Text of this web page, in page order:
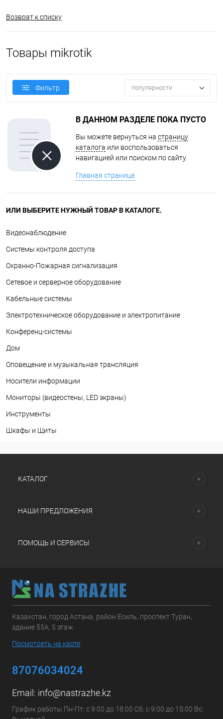
Возврат к списку
Товары mikrotik
Фильтр популярности
В ДАННОМ РАЗДЕЛЕ ПОКА ПУСТО
Вы можете вернуться на страницу
каталога или воспользоваться
навигацией или поиском по сайту.
Главная страница
ИЛИ ВЫБЕРИТЕ НУЖНЫЙ ТОВАР В КАТАЛОГЕ.
Видеонаблюдение
Системы контроля доступа
Охранно-Пожарная сигнализация
Сетевое и серверное оборудование
Кабельные системы
Электротехническое оборудование и электропитание
Конференц-системы
Дом
Оповещение и музыкальная трансляция
Носители информации
Мониторы (видеостены, LED экраны)
Инструменты
Шкафы и Щиты
КАТАЛОГ
НАШИ ПРЕДЛОЖЕНИЯ
ПОМОЩЬ И СЕРВИСЫ
Казахстан, город Астана, район Есиль, проспект Туран,
здание 55А, 5 этаж
Посмотреть на карте
87076034024
Email: info@nastrazhe.kz
График работы Пн-Пт: с 9:00 до 18:00 Сб: с 9:00 до 15:00 Вс: